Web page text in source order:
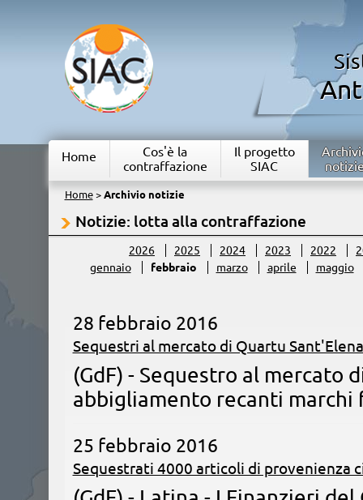
Home
Cos'è la
contraffazione
Il progetto
SIAC
Home> Archivio notizie
Notizie: lotta alla contraffazione
2026 2025 2024 2023 2022
gennaio
febbraio marzo aprile maggio
28 febbraio 2016
Sequestri al mercato di Quartu Sant'Elena
(GdF) - Sequestro al mercato
abbigliamento recanti marchi
25 febbraio 2016
Sequestrati 4000 articoli di provenienza